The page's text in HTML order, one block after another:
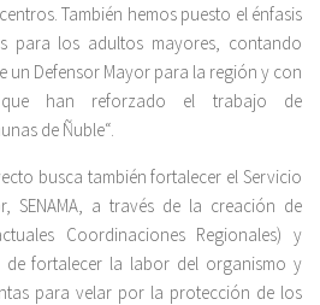
También hemos puesto el énfasis
para los adultos mayores, contando
un Defensor Mayor para la región y con
que han reforzado el trabajo de
de Ñuble“.
busca también fortalecer el Servicio
SENAMA, a través de la creación de
Coordinaciones Regionales) y
fortalecer la labor del organismo y
para velar por la protección de los